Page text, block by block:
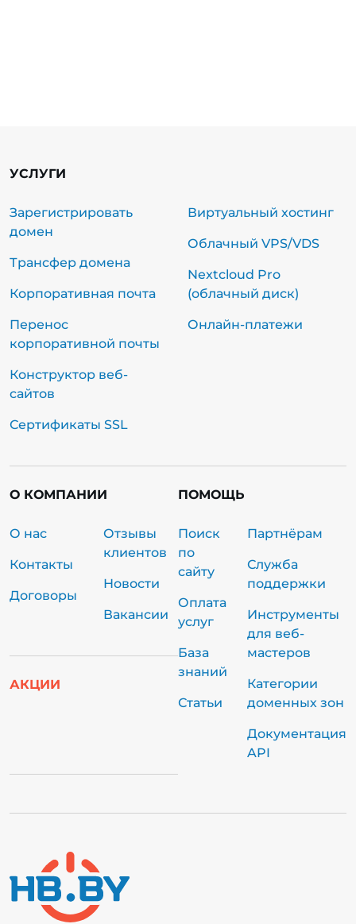
УСЛУГИ
Зарегистрировать
домен
Трансфер домена
Корпоративная почта
Перенос
корпоративной почты
Конструктор веб-
сайтов
Сертификаты SSL
Виртуальный хостинг
Облачный VPS/VDS
Nextcloud Pro
(облачный диск)
Онлайн-платежи
О КОМПАНИИ
О нас
Контакты
Договоры
Отзывы
клиентов
Новости
Вакансии
АКЦИИ
ПОМОЩЬ
Поиск
по
сайту
Оплата
услуг
База
знаний
Статьи
Партнёрам
Служба
поддержки
Инструменты
для веб-
мастеров
Категории
доменных зон
Документация
API